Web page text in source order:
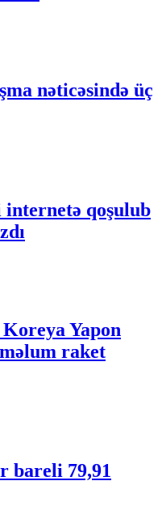
nəticəsində üç
qoşulub
Yapon
raket
bareli 79,91